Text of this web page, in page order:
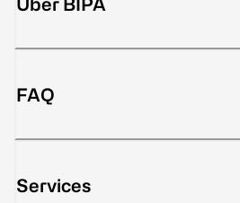
Über BIPA
FAQ
Services